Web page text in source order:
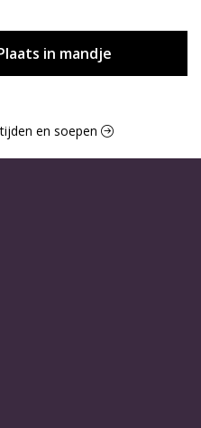
in mandje
en soepen